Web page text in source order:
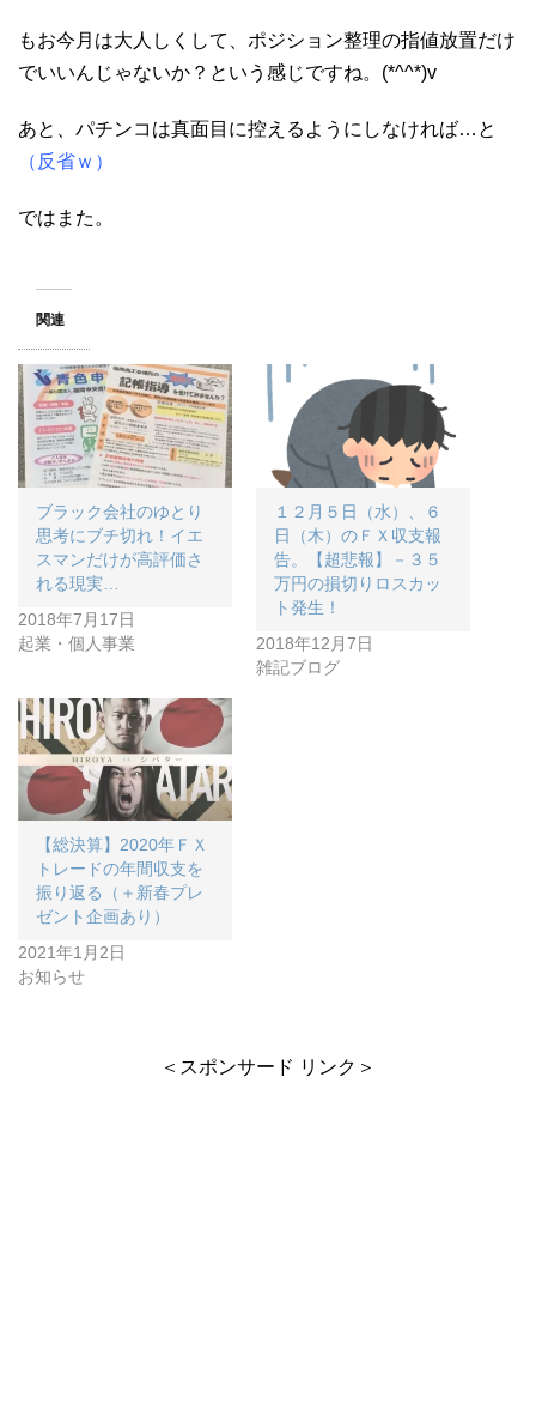
もお今月は大人しくして、ポジション整理の指値放置だけ
でいいんじゃないか？という感じですね。(*^^*)v
あと、パチンコは真面目に控えるようにしなければ…と
（反省ｗ）
ではまた。
関連
ブラック会社のゆとり
思考にブチ切れ！イエ
スマンだけが高評価さ
れる現実…
2018年7月17日
起業・個人事業
１２月５日（水）、６
日（木）のＦＸ収支報
告。【超悲報】－３５
万円の損切りロスカッ
ト発生！
2018年12月7日
雑記ブログ
【総決算】2020年ＦＸ
トレードの年間収支を
振り返る（＋新春プレ
ゼント企画あり）
2021年1月2日
お知らせ
＜スポンサード リンク＞